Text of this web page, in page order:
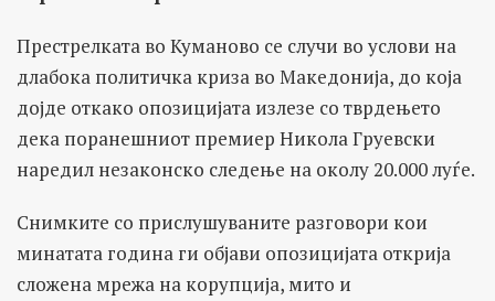
Престрелката во Куманово се случи во услови на
длабока политичка криза во Македонија, до која
дојде откако опозицијата излезе со тврдењето
дека поранешниот премиер Никола Груевски
наредил незаконско следење на околу 20.000 луѓе.
Снимките со прислушуваните разговори кои
минатата година ги објави опозицијата открија
сложена мрежа на корупција, мито и